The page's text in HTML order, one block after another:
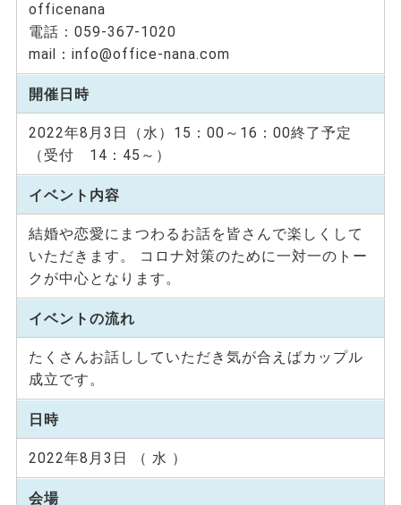
officenana
電話：059-367-1020
mail：info@office-nana.com
開催日時
2022年8月3日（水）15：00～16：00終了予定
（受付 14：45～）
イベント内容
結婚や恋愛にまつわるお話を皆さんで楽しくして
いただきます。 コロナ対策のために一対一のトー
クが中心となります。
イベントの流れ
たくさんお話ししていただき気が合えばカップル
成立です。
日時
2022年8月3日 （ 水 ）
会場